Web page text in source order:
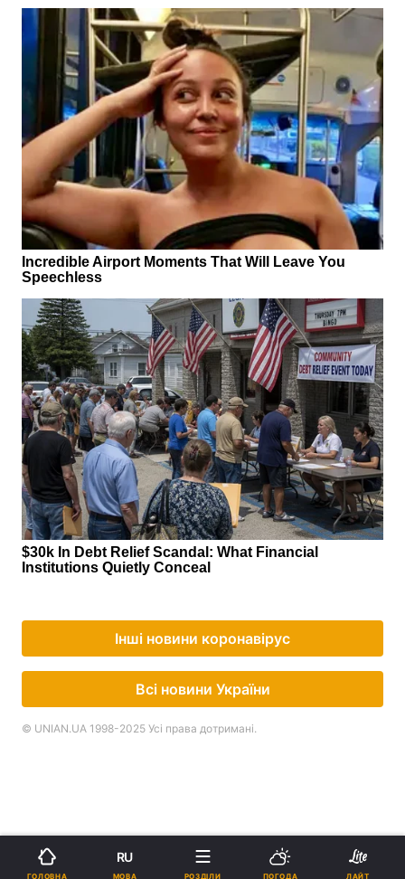
Інші новини коронавірус
Всі новини України
© UNIAN.UA 1998-2025 Усі права дотримані.
ГОЛОВНА
RU
МОВА РОЗДІЛИ ПОГОДА ЛАЙТ